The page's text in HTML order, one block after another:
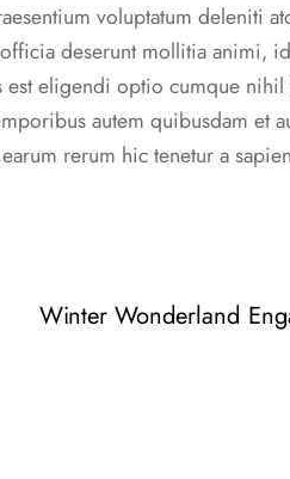
voluptatum deleniti
deserunt mollitia animi,
eligendi optio cumque
autem quibusdam et
rerum hic tenetur a
Winter Wonderland